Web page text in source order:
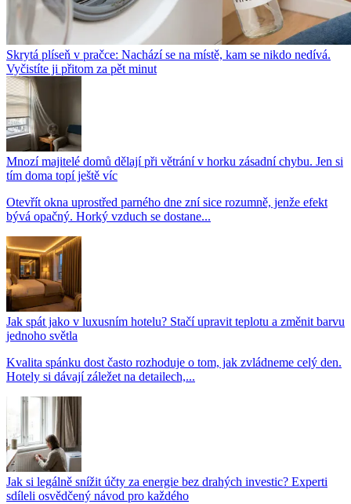
Skrytá plíseň v pračce: Nachází se na místě, kam se nikdo nedívá.
Vyčistíte ji přitom za pět minut
Mnozí majitelé domů dělají při větrání v horku zásadní chybu. Jen si
tím doma topí ještě víc
Otevřít okna uprostřed parného dne zní sice rozumně, jenže efekt
bývá opačný. Horký vzduch se dostane...
Jak spát jako v luxusním hotelu? Stačí upravit teplotu a změnit barvu
jednoho světla
Kvalita spánku dost často rozhoduje o tom, jak zvládneme celý den.
Hotely si dávají záležet na detailech,...
Jak si legálně snížit účty za energie bez drahých investic? Experti
sdíleli osvědčený návod pro každého